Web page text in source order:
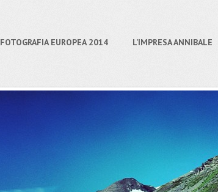
FOTOGRAFIA EUROPEA 2014 L’IMPRESA ANNIBALE